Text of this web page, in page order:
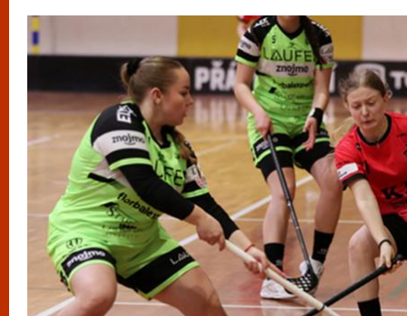
vyzkoušet různé kasinové hry. V
metropoli naleznete širokou nabídku her
po moderní automaty jak pro pravidelné
příležitostné hráče. V...